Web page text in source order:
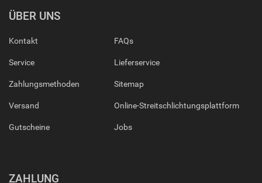
ÜBER UNS
Kontakt
Service
Zahlungsmethoden
Versand
Gutscheine
FAQs
Lieferservice
Sitemap
Online-Streitschlichtungsplattform
Jobs
ZAHLUNG